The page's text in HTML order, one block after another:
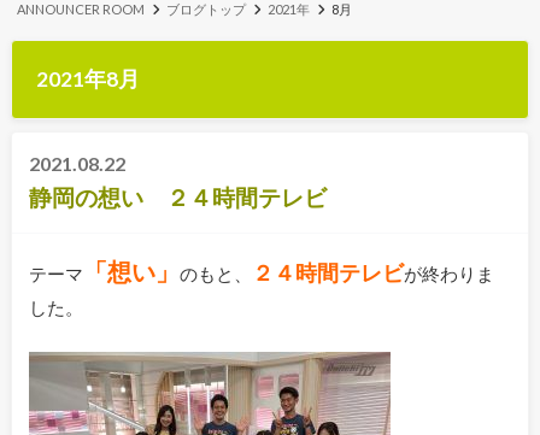
ANNOUNCER ROOM ブログトップ 2021年 8月
2021年8月
2021.08.22
静岡の想い ２４時間テレビ
テーマ 「想い」 のもと、 ２４時間テレビが終わりま
した。